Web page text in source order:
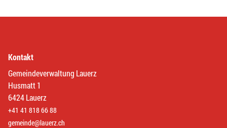
Kontakt
Gemeindeverwaltung Lauerz
Husmatt 1
6424 Lauerz
+41 41 818 66 88
gemeinde@lauerz.ch